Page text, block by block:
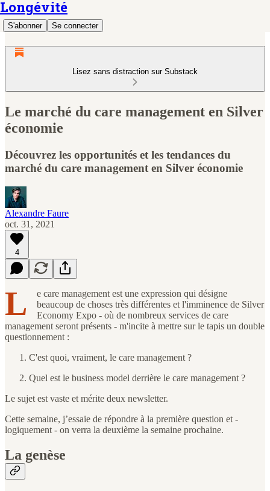
Longévité
S'abonner Se connecter
Lisez sans distraction sur Substack
Le marché du care management en Silver
économie
Découvrez les opportunités et les tendances du
marché du care management en Silver économie
Alexandre Faure
oct. 31, 2021
4
L
e care management est une expression qui désigne
beaucoup de choses très différentes et l'imminence de Silver
Economy Expo - où de nombreux services de care
management seront présents - m'incite à mettre sur le tapis un double
questionnement :
C'est quoi, vraiment, le care management ?
Quel est le business model derrière le care management ?
Le sujet est vaste et mérite deux newsletter.
Cette semaine, j’essaie de répondre à la première question et -
logiquement - on verra la deuxième la semaine prochaine.
La genèse